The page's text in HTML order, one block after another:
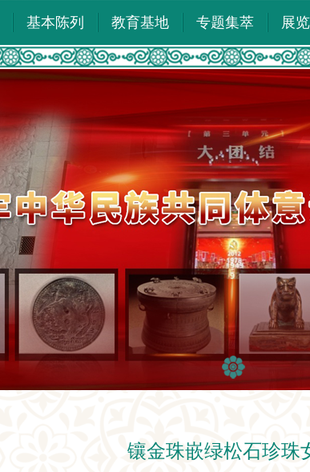
基本陈列 教育基地 专题集萃 展
镶金珠嵌绿松石珍珠